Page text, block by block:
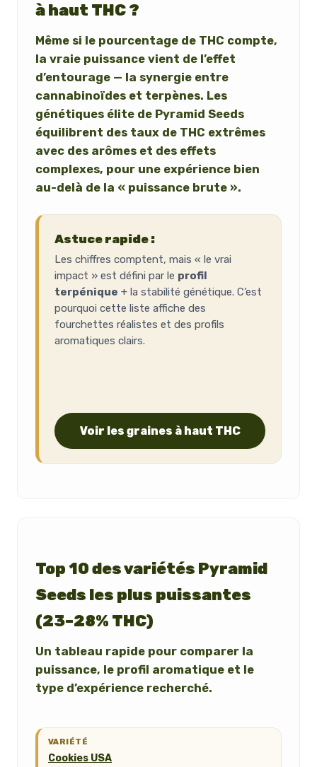
à haut THC ?
Même si le pourcentage de THC compte,
la vraie puissance vient de l’effet
d’entourage — la synergie entre
cannabinoïdes et terpènes. Les
génétiques élite de Pyramid Seeds
équilibrent des taux de THC extrêmes
avec des arômes et des effets
complexes, pour une expérience bien
au-delà de la « puissance brute ».
Astuce rapide :
Les chiffres comptent, mais « le vrai
impact » est défini par le profil
terpénique + la stabilité génétique. C’est
pourquoi cette liste affiche des
fourchettes réalistes et des profils
aromatiques clairs.
Voir les graines à haut THC
Top 10 des variétés Pyramid
Seeds les plus puissantes
(23–28% THC)
Un tableau rapide pour comparer la
puissance, le profil aromatique et le
type d’expérience recherché.
Cookies USA